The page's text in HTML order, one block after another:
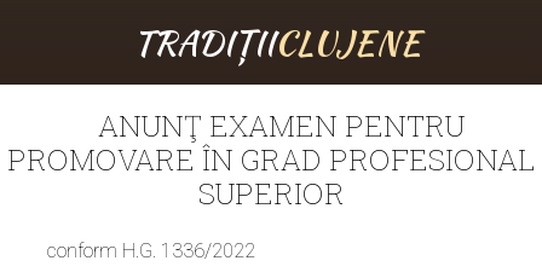
TRADIȚIICLUJENE
ANUNŢ EXAMEN PENTRU
PROMOVARE ÎN GRAD PROFESIONAL
SUPERIOR
conform H.G. 1336/2022